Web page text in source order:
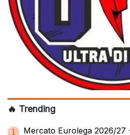
🔥 Trending
1
Mercato Eurolega 2026/